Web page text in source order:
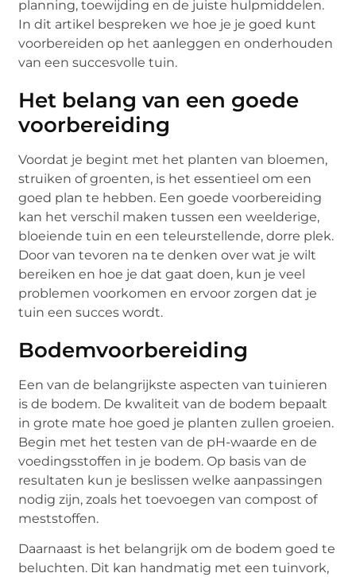
planning, toewijding en de juiste hulpmiddelen.
In dit artikel bespreken we hoe je je goed kunt
voorbereiden op het aanleggen en onderhouden
van een succesvolle tuin.
Het belang van een goede
voorbereiding
Voordat je begint met het planten van bloemen,
struiken of groenten, is het essentieel om een
goed plan te hebben. Een goede voorbereiding
kan het verschil maken tussen een weelderige,
bloeiende tuin en een teleurstellende, dorre plek.
Door van tevoren na te denken over wat je wilt
bereiken en hoe je dat gaat doen, kun je veel
problemen voorkomen en ervoor zorgen dat je
tuin een succes wordt.
Bodemvoorbereiding
Een van de belangrijkste aspecten van tuinieren
is de bodem. De kwaliteit van de bodem bepaalt
in grote mate hoe goed je planten zullen groeien.
Begin met het testen van de pH-waarde en de
voedingsstoffen in je bodem. Op basis van de
resultaten kun je beslissen welke aanpassingen
nodig zijn, zoals het toevoegen van compost of
meststoffen.
Daarnaast is het belangrijk om de bodem goed te
beluchten. Dit kan handmatig met een tuinvork,